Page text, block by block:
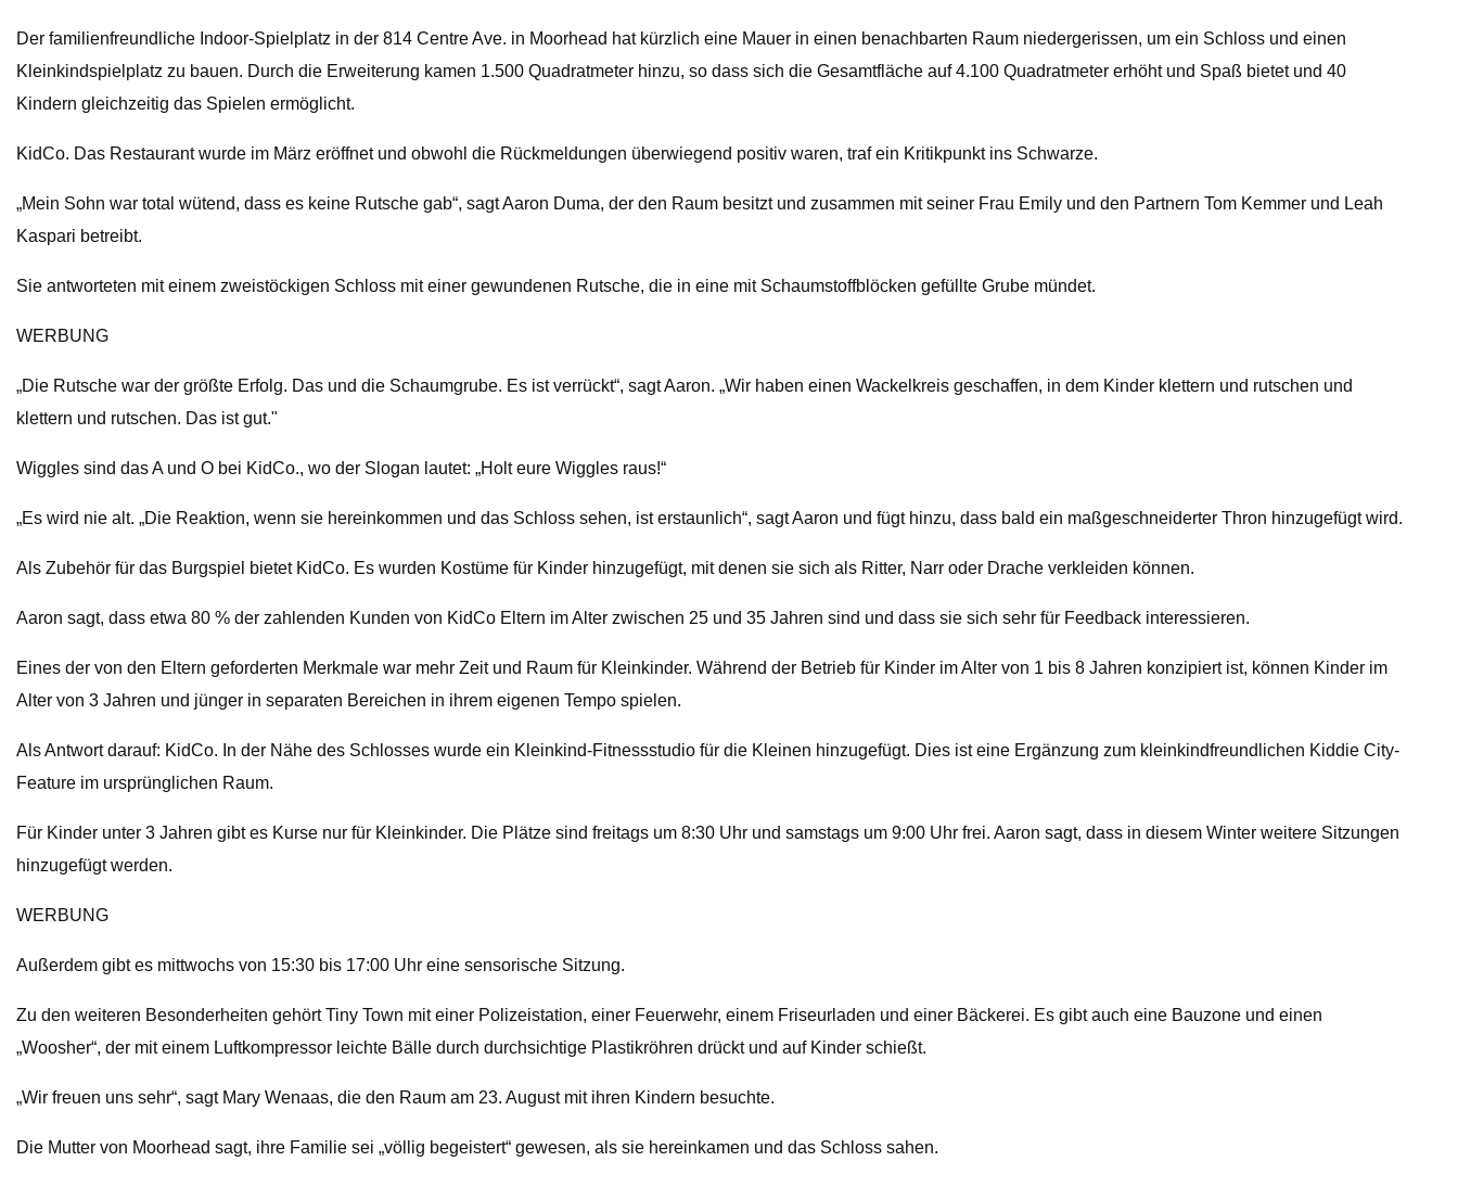
Der familienfreundliche Indoor-Spielplatz in der 814 Centre Ave. in Moorhead hat kürzlich eine Mauer in einen benachbarten Raum niedergerissen, um ein Schloss und einen
Kleinkindspielplatz zu bauen. Durch die Erweiterung kamen 1.500 Quadratmeter hinzu, so dass sich die Gesamtfläche auf 4.100 Quadratmeter erhöht und Spaß bietet und 40
Kindern gleichzeitig das Spielen ermöglicht.
KidCo. Das Restaurant wurde im März eröffnet und obwohl die Rückmeldungen überwiegend positiv waren, traf ein Kritikpunkt ins Schwarze.
„Mein Sohn war total wütend, dass es keine Rutsche gab“, sagt Aaron Duma, der den Raum besitzt und zusammen mit seiner Frau Emily und den Partnern Tom Kemmer und Leah
Kaspari betreibt.
Sie antworteten mit einem zweistöckigen Schloss mit einer gewundenen Rutsche, die in eine mit Schaumstoffblöcken gefüllte Grube mündet.
WERBUNG
„Die Rutsche war der größte Erfolg. Das und die Schaumgrube. Es ist verrückt“, sagt Aaron. „Wir haben einen Wackelkreis geschaffen, in dem Kinder klettern und rutschen und
klettern und rutschen. Das ist gut."
Wiggles sind das A und O bei KidCo., wo der Slogan lautet: „Holt eure Wiggles raus!“
„Es wird nie alt. „Die Reaktion, wenn sie hereinkommen und das Schloss sehen, ist erstaunlich“, sagt Aaron und fügt hinzu, dass bald ein maßgeschneiderter Thron hinzugefügt wird.
Als Zubehör für das Burgspiel bietet KidCo. Es wurden Kostüme für Kinder hinzugefügt, mit denen sie sich als Ritter, Narr oder Drache verkleiden können.
Aaron sagt, dass etwa 80 % der zahlenden Kunden von KidCo Eltern im Alter zwischen 25 und 35 Jahren sind und dass sie sich sehr für Feedback interessieren.
Eines der von den Eltern geforderten Merkmale war mehr Zeit und Raum für Kleinkinder. Während der Betrieb für Kinder im Alter von 1 bis 8 Jahren konzipiert ist, können Kinder im
Alter von 3 Jahren und jünger in separaten Bereichen in ihrem eigenen Tempo spielen.
Als Antwort darauf: KidCo. In der Nähe des Schlosses wurde ein Kleinkind-Fitnessstudio für die Kleinen hinzugefügt. Dies ist eine Ergänzung zum kleinkindfreundlichen Kiddie City-
Feature im ursprünglichen Raum.
Für Kinder unter 3 Jahren gibt es Kurse nur für Kleinkinder. Die Plätze sind freitags um 8:30 Uhr und samstags um 9:00 Uhr frei. Aaron sagt, dass in diesem Winter weitere Sitzungen
hinzugefügt werden.
WERBUNG
Außerdem gibt es mittwochs von 15:30 bis 17:00 Uhr eine sensorische Sitzung.
Zu den weiteren Besonderheiten gehört Tiny Town mit einer Polizeistation, einer Feuerwehr, einem Friseurladen und einer Bäckerei. Es gibt auch eine Bauzone und einen
„Woosher“, der mit einem Luftkompressor leichte Bälle durch durchsichtige Plastikröhren drückt und auf Kinder schießt.
„Wir freuen uns sehr“, sagt Mary Wenaas, die den Raum am 23. August mit ihren Kindern besuchte.
Die Mutter von Moorhead sagt, ihre Familie sei „völlig begeistert“ gewesen, als sie hereinkamen und das Schloss sahen.